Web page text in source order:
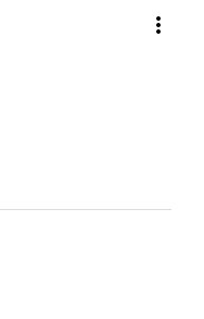
more_vert